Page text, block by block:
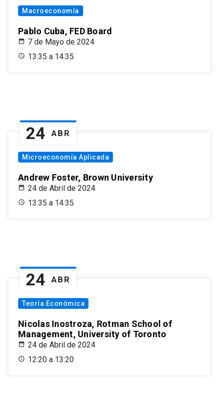
Macroeconomía
Pablo Cuba, FED Board
7 de Mayo de 2024
13:35 a 14:35
24 ABR
Microeconomía Aplicada
Andrew Foster, Brown University
24 de Abril de 2024
13:35 a 14:35
24 ABR
Teoría Económica
Nicolas Inostroza, Rotman School of
Management, University of Toronto
24 de Abril de 2024
12:20 a 13:20